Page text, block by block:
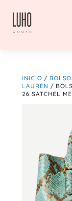
INICIO /
LAUREN /
26 SATCHEL